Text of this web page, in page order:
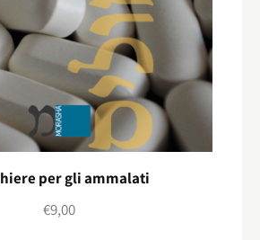
per gli ammalati
€9,00